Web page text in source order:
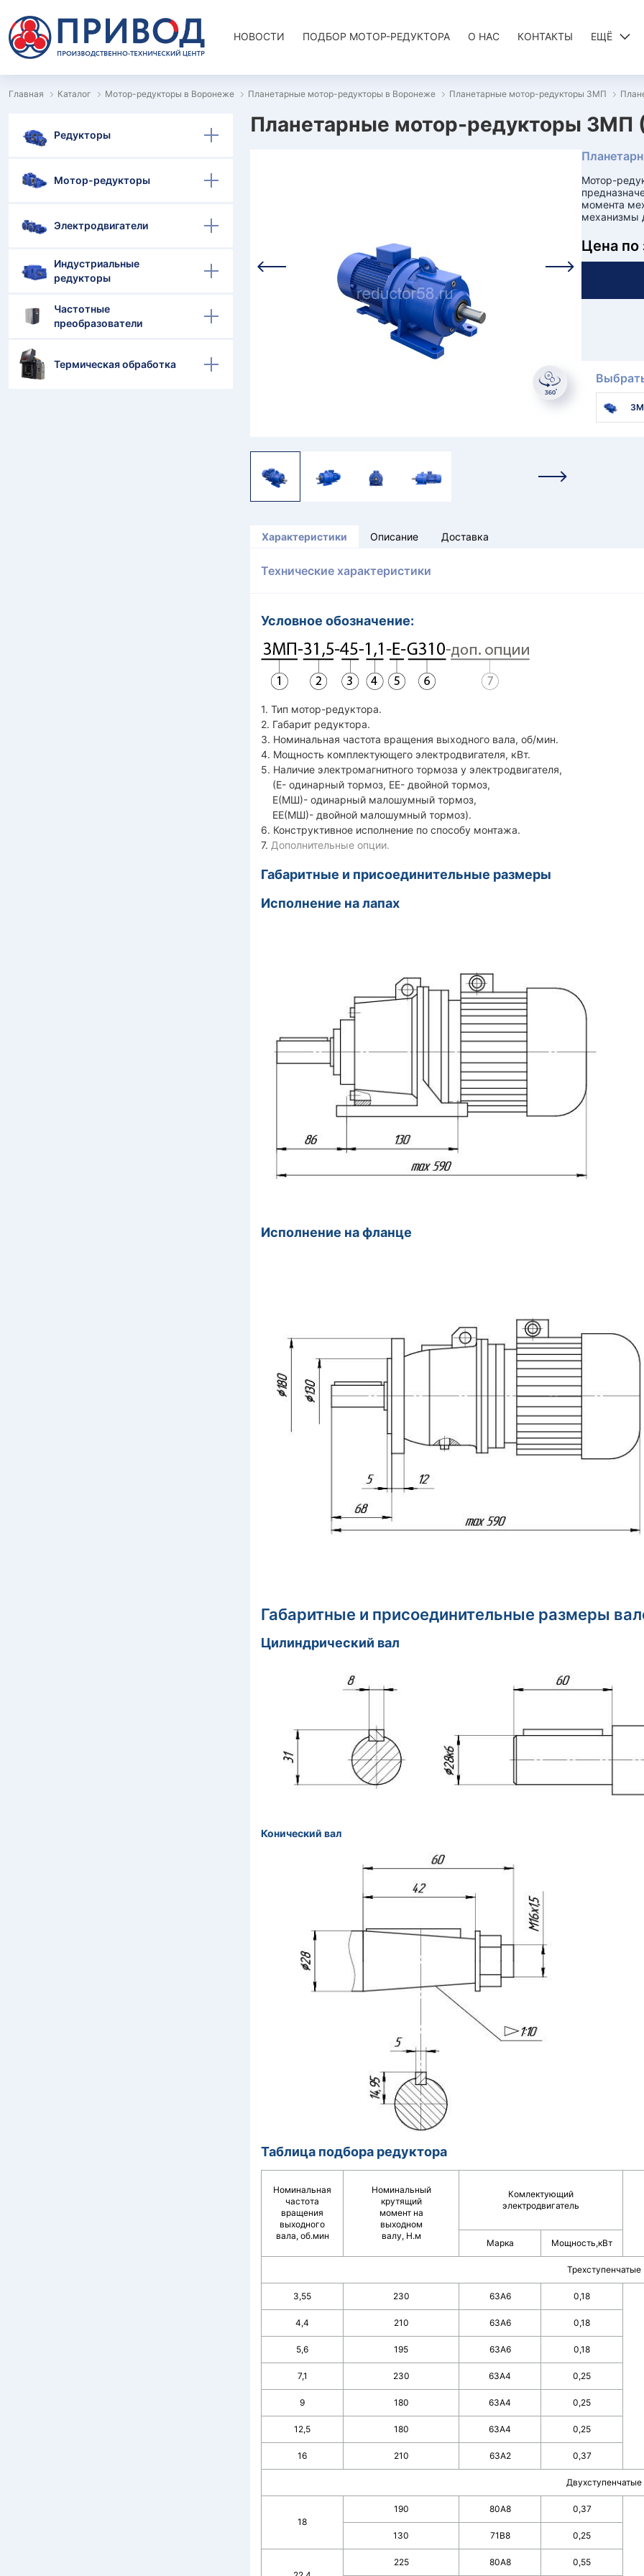
НОВОСТИ ПОДБОР МОТОР-РЕДУКТОРА О НАС КОНТАКТЫ ЕЩЁ
Главная Каталог Мотор-редукторы в Воронеже Планетарные мотор-редукторы в Воронеже Планетарные мотор-редукторы 3МП
Редукторы
Мотор-редукторы
Электродвигатели
Индустриальные
редукторы
Частотные
преобразователи
Термическая обработка
Планетарные мотор-редукторы
Мотор-
момента
механизмы
Цена по
Характеристики Описание Доставка
Технические характеристики
Условное обозначение:
1. Тип мотор-редуктора.
2. Габарит редуктора.
3. Номинальная частота вращения выходного вала, об/мин.
4. Мощность комплектующего электродвигателя, кВт.
5. Наличие электромагнитного тормоза у электродвигателя,
(Е- одинарный тормоз, ЕЕ- двойной тормоз,
Е(МШ)- одинарный малошумный тормоз,
ЕЕ(МШ)- двойной малошумный тормоз).
6. Конструктивное исполнение по способу монтажа.
7. Дополнительные опции.
Габаритные и присоединительные размеры
Исполнение на лапах
Исполнение на фланце
Габаритные и присоединительные размеры
Цилиндрический вал
Конический вал
Таблица подбора редуктора
Номинальная
частота
вращения
выходного
вала, об.мин
Номинальный
крутящий
момент на
выходном
валу, Н.м
Комлектующий
электродвигатель
Марка Мощность,кВт
Трехступенчатые
3,55 230 63А6 0,18
4,4 210 63А6 0,18
5,6 195 63А6 0,18
7,1 230 63А4 0,25
9 180 63А4 0,25
12,5 180 63А4 0,25
16 210 63А2 0,37
Двухступенчатые
18
190 80А8 0,37
130 71В8 0,25
225 80А8 0,55